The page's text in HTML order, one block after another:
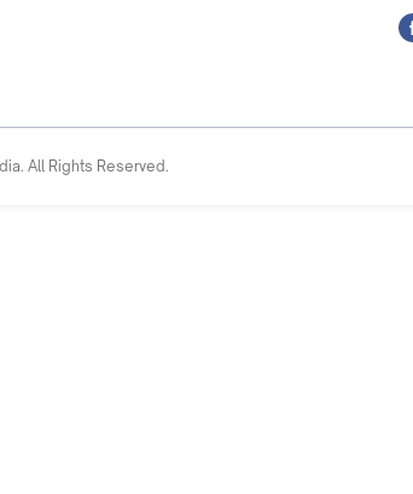
All Rights Reserved.